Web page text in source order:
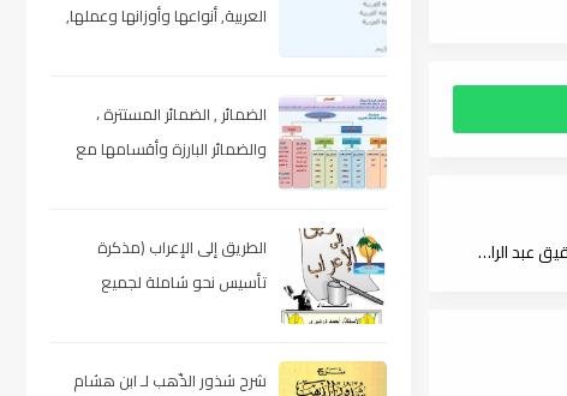
شرح نكت ابن هشام الأنصاري من قواعد الإعراب لابن جماعة - تحقيق عبد الراضي , pdf
العربية, أنواعها وأوزانها وعملها,
الضمائر , الضمائر المستترة ،
والضمائر البارزة وأقسامها مع
الطريق إلى الإعراب (مذكرة
تأسيس نحو شاملة لجميع
شرح شذور الذّهب لـ ابن هشام